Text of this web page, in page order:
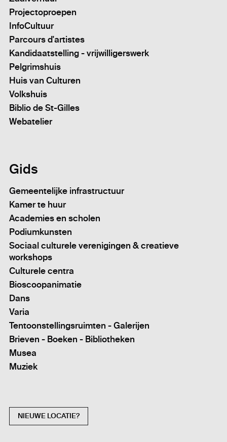
Projectoproepen
InfoCultuur
Parcours d'artistes
Kandidaatstelling - vrijwilligerswerk
Pelgrimshuis
Huis van Culturen
Volkshuis
Biblio de St-Gilles
Webatelier
Gids
Gemeentelijke infrastructuur
Kamer te huur
Academies en scholen
Podiumkunsten
Sociaal culturele verenigingen & creatieve
workshops
Culturele centra
Bioscoopanimatie
Dans
Varia
Tentoonstellingsruimten - Galerijen
Brieven - Boeken - Bibliotheken
Musea
Muziek
NIEUWE LOCATIE?